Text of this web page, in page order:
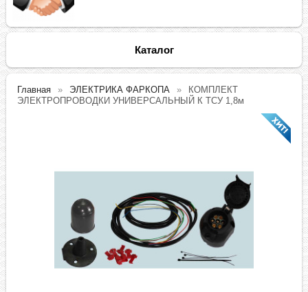
Каталог
Главная ЭЛЕКТРИКА ФАРКОПА
КОМПЛЕКТ
ЭЛЕКТРОПРОВОДКИ УНИВЕРСАЛЬНЫЙ К ТСУ 1,8м